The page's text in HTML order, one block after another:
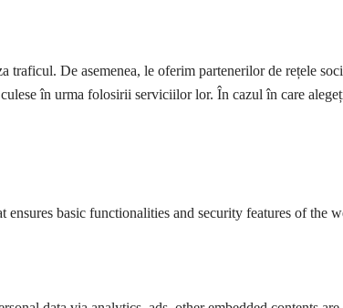
De asemenea, le oferim partenerilor de rețele
în urma folosirii serviciilor lor. În cazul în care
basic functionalities and security features of the